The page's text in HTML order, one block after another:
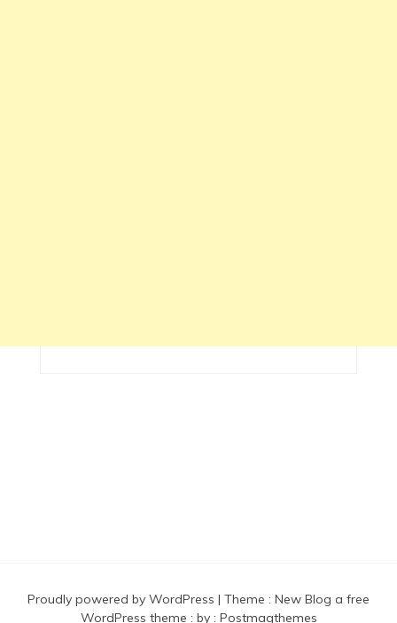
Proudly powered by WordPress | Theme : New Blog a free
WordPress theme : by : Postmagthemes